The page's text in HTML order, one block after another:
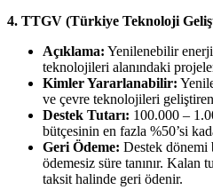
4. TTGV (Türkiye Teknoloji
Açıklama: Yenilenebilir
teknolojileri alanındaki
Kimler Yararlanabilir:
ve çevre teknolojileri
Destek Tutarı: 100.000 –
bütçesinin en fazla %50’si
Geri Ödeme: Destek dönemi
ödemesiz süre tanınır. Kalan
taksit halinde geri ödenir.